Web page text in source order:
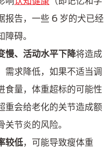
报告，一些 6 岁的犬已经
障碍。
慢、活动水平下降将造成
需求降低，如果不适当调
食量，体重超标的可能性
重会给老化的关节造成额
关节炎的风险。
较低，可能导致瘦体重